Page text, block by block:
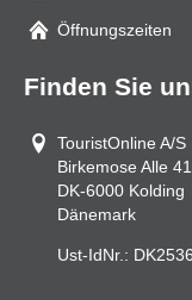
Mail
Öffnungszeiten
Finden Sie
TouristOnline A/S
Birkemose Alle 41
DK-6000 Kolding
Dänemark
Ust-IdNr.: